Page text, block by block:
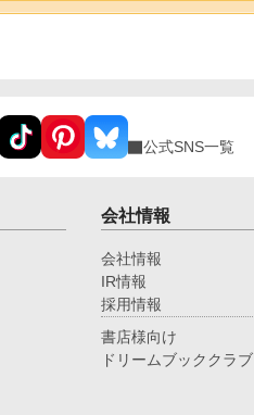
公式SNS一覧
会社情報
会社情報
IR情報
採用情報
書店様向け
ドリームブッククラブ